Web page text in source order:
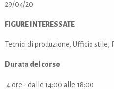
29/04/20
FIGURE INTERESSATE
Tecnici di produzione, Ufficio stile,
Durata del corso
4 ore - dalle 14:00 alle 18:00